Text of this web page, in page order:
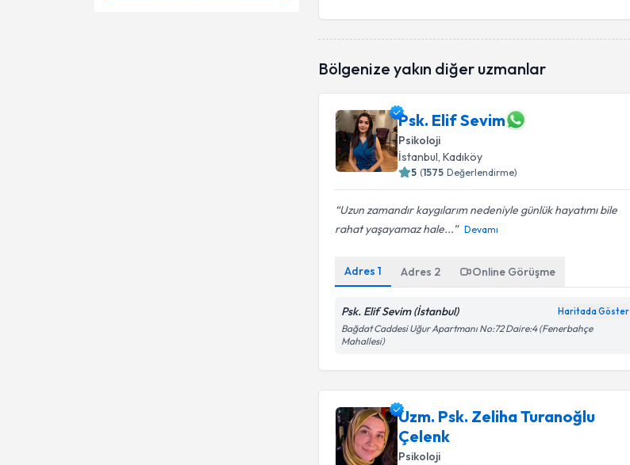
Bölgenize yakın diğer uzmanlar
Psk. Elif Sevim
Psikoloji
İstanbul, Kadıköy
5 (1575 Değerlendirme)
Uzun zamandır kaygılarım nedeniyle günlük hayatımı bile
rahat yaşayamaz hale...
Devamı
Adres1 Adres 2 Online Görüşme
Psk. Elif Sevim (İstanbul) Haritada Göster
Bağdat Caddesi Uğur Apartmanı No:72 Daire:4 (Fenerbahçe
Mahallesi)
Uzm. Psk. Zeliha Turanoğlu
Çelenk
Psikoloji